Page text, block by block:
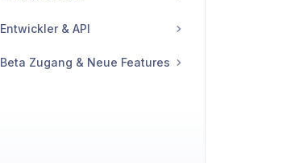
Entwickler & API
Beta Zugang & Neue Features